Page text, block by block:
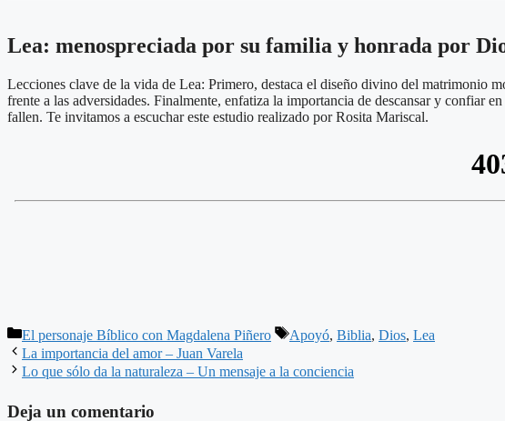
Lea: menospreciada por su familia y honrada por
Lecciones clave de la vida de Lea: Primero, destaca el diseño divino del matrimonio
frente a las adversidades. Finalmente, enfatiza la importancia de descansar y confiar
fallen. Te invitamos a escuchar este estudio realizado por Rosita Mariscal.
Categorías
El personaje Bíblico con Magdalena Piñero Etiquetas
Apoyó, Biblia, Dios, Lea
La importancia del amor – Juan Varela
Lo que sólo da la naturaleza – Un mensaje a la conciencia
Deja un comentario